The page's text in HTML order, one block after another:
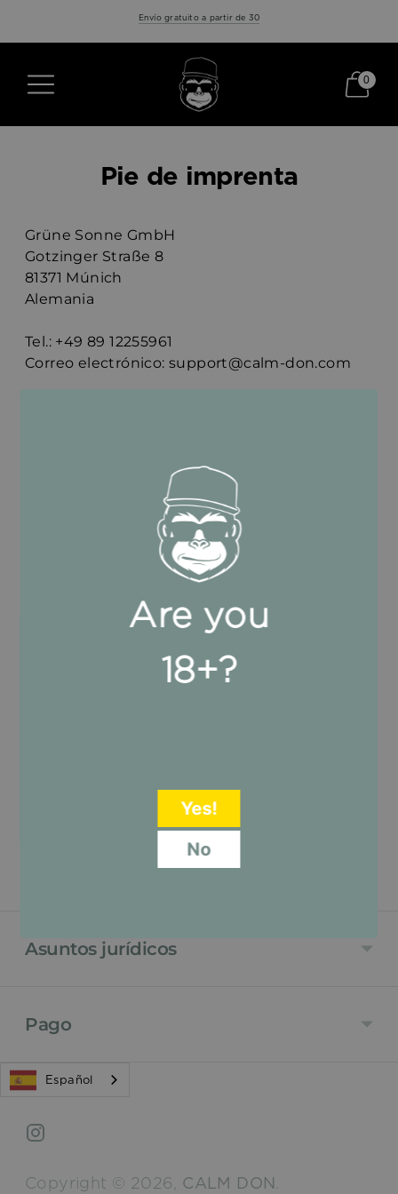
Envío gratuito a partir de 30
0
Pie de imprenta
Grüne Sonne GmbH
Gotzinger Straße 8
81371 Múnich
Alemania
Tel.: +49 89 12255961
Correo electrónico: support@calm-don.com
Director general: Marco Kindermann
Número de identificación fiscal: DE321203614
Responsable en el sentido del artículo 18,
apartado 2, del MStV:
Marco Kindermann
resolución de litigios en línea:
https://ec.europa.eu/odr
¿Concesionario?
Asuntos jurídicos
Pago
Español
Copyright © 2026, CALM DON
Are you
18+?
Yes!
No